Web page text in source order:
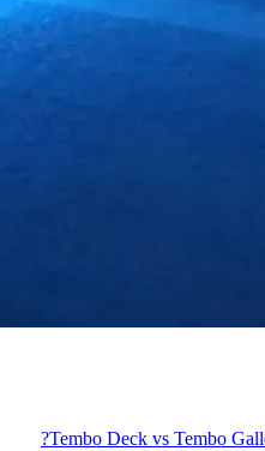
Tembo Deck vs Tembo